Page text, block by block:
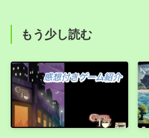
もう少し読む